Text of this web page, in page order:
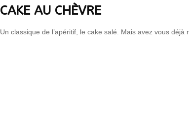
abeilles & animaux de
la nature
CAKE AU CHÈVRE
Un classique de l’apéritif, le cake salé. Mais avez vous